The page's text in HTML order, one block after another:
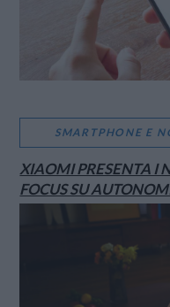
SMARTPHONE E
XIAOMI PRESENTA I
FOCUS SU